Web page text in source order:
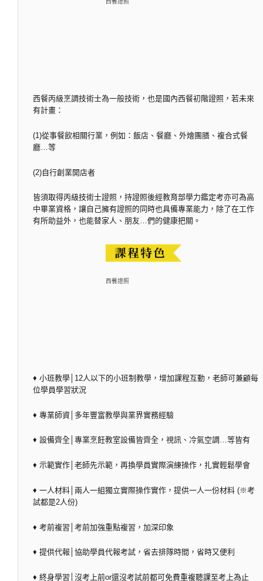
西餐證照
西餐丙級烹調技術士為一般技術，也是國內西餐初階證照，若未來
有計畫：
(1)從事餐飲相關行業，例如：飯店、餐廳、外燴團膳、複合式餐
廳…等
(2)自行創業開店者
皆須取得丙級技術士證照，持證照後經教育部學力鑑定考亦可為高
中畢業資格，讓自己擁有證照的同時也具備專業能力，除了在工作
有所助益外，也能替家人、朋友…們的健康把關。
西餐證照
♦ 小班教學│12人以下的小班制教學，增加課程互動，老師可兼顧每
位學員學習狀況
♦ 專業師資│多年豐富教學與業界實務經驗
♦ 設備齊全│專業烹飪教室設備皆齊全，視訊、冷氣空調…等皆有
♦ 示範實作│老師先示範，再換學員實際演練操作，扎實輕鬆學會
♦ 一人材料│兩人一組獨立實際操作實作，提供一人一份材料 (※考
試都是2人份)
♦ 考前複習│考前加強重點複習，加深印象
♦ 提供代報│協助學員代報考試，省去排隊時間，省時又便利
♦ 終身學習│沒考上前or還沒考試前都可免費重複聽課至考上為止